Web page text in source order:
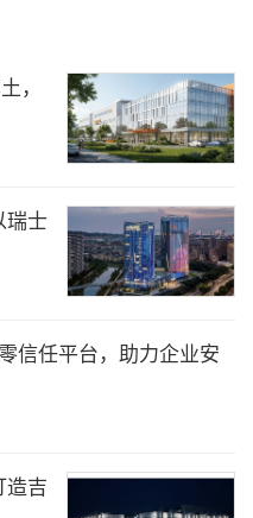
，
瑞士
信任平台，助力企业安
造吉